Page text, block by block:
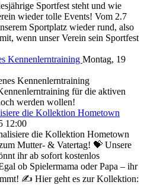
Sportfest steht und wie
wieder tolle Events! Vom 2.7
Sportplatz wieder rund, also
wenn unser Verein sein Sportfest
Kennenlerntraining Montag, 19
für die aktiven
werden wollen!
die Kollektion Hometown
12:00
Mutter- & Vatertag! 💝 Unsere
ihr ab sofort kostenlos
ob Spielermama oder Papa – ihr
✍ Hier geht es zur Kollektion: